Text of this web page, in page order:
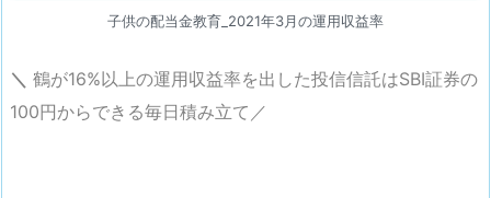
子供の配当金教育_2021年3月の運用収益率
＼ 鶴が16%以上の運用収益率を出した投信信託はSBI証券の
100円からできる毎日積み立て／